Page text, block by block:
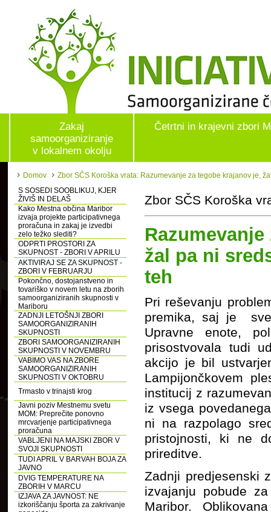
Zakaj
samoorganiziranje
v lokalnem okolju
Četrtni in krajevni zbori
Domov
Zbor SČS Koroška vrata: Razumevanje za tegobe krajanov je,
S SOSEDI SOOBLIKUJ, KJER
ŽIVIŠ IN DELAŠ
Kako Mestna občina Maribor
izvaja projekte participativnega
proračuna in zakaj je izvedbi
zelo težko slediti?
ODPRTI PROSTORI ZA
SKUPNOST - ZBORI V APRILU
AKTIVIRAJ SE ZA SKUPNOST -
ZBORI V FEBRUARJU
Pokončno, dostojanstveno in
tovariško v novem letu na zborih
samoorganiziranih skupnosti v
Mariboru
ZADNJI LETOŠNJI ZBORI
SAMOORGANIZIRANIH
SKUPNOSTI
ZBORI SAMOORGANIZIRANIH
SKUPNOSTI V NOVEMBRU
VABIMO VAS NA ZBORE
SAMOORGANIZIRANIH
SKUPNOSTI V OKTOBRU
Trmasto v trinajsti krog
Javni poziv Mestnemu svetu
MOM: Preprečite ponovno
mrcvarjenje participativnega
proračuna
VABLJENI NA MAJSKI ZBOR V
SVOJI SKUPNOSTI
TUDI APRIL V BARVAH BOJA ZA
JAVNO
DVIG TEMPERATURE NA
ZBORIH V MARCU
IZJAVA ZA JAVNOST: NE
izkoriščanju športa za zakrivanje
Zbor SČS Koroška
žal pa ni
teh
Pri reševanju
premika, saj je
Upravne enote,
prisostvovala tudi
akcijo je bil
Lampijončkovem
institucij z
iz vsega
ni na razpolago
pristojnosti, ki ne
prireditve.
Zadnji predjesenski
izvajanju pobude
Maribor.